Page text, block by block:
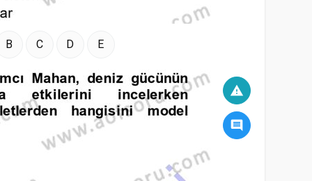
B C D E
warning
comment